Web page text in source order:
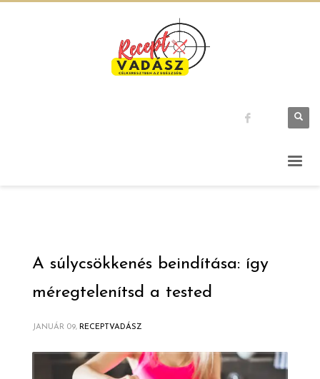
A súlycsökkenés beindítása: így
méregtelenítsd a tested
JANUÁR 09, RECEPTVADÁSZ